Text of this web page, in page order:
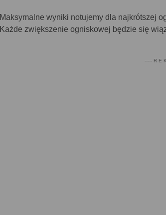
Maksymalne wyniki notujemy dla najkrótszej
Każde zwiększenie ogniskowej będzie się
----- R E